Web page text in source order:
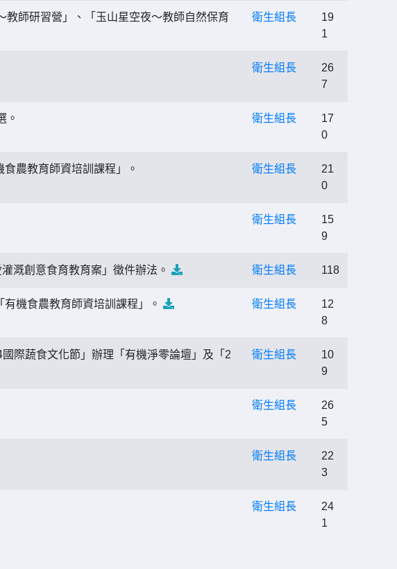
師研習營」、「玉山星空夜〜教師自然保育
衛生組長
19
1
衛生組長
26
7
。 衛生組長
17
0
農教育師資培訓課程」。 衛生組長
21
0
衛生組長
15
9
溉創意食育教育案」徵件辦法。 衛生組長 118
機食農教育師資培訓課程」。 衛生組長
12
8
際蔬食文化節」辦理「有機淨零論壇」及「2
衛生組長
10
9
衛生組長
26
5
衛生組長
22
3
衛生組長
24
1